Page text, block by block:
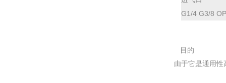
G1/4 G3/8
目的
由于它是通用